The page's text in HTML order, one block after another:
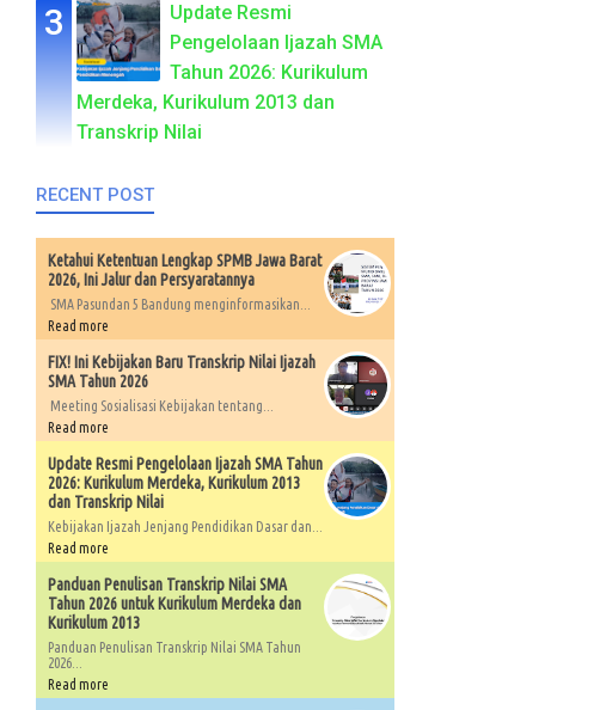
Update Resmi
Pengelolaan Ijazah SMA
Tahun 2026: Kurikulum
Merdeka, Kurikulum 2013 dan
Transkrip Nilai
RECENT POST
Ketahui Ketentuan Lengkap SPMB Jawa Barat
2026, Ini Jalur dan Persyaratannya
SMA Pasundan 5 Bandung menginformasikan...
Read more
FIX! Ini Kebijakan Baru Transkrip Nilai Ijazah
SMA Tahun 2026
Meeting Sosialisasi Kebijakan tentang...
Read more
Update Resmi Pengelolaan Ijazah SMA Tahun
2026: Kurikulum Merdeka, Kurikulum 2013
dan Transkrip Nilai
Kebijakan Ijazah Jenjang Pendidikan Dasar dan...
Read more
Panduan Penulisan Transkrip Nilai SMA
Tahun 2026 untuk Kurikulum Merdeka dan
Kurikulum 2013
Panduan Penulisan Transkrip Nilai SMA Tahun
2026...
Read more